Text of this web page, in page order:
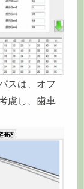
スは、オフ
慮し、歯車